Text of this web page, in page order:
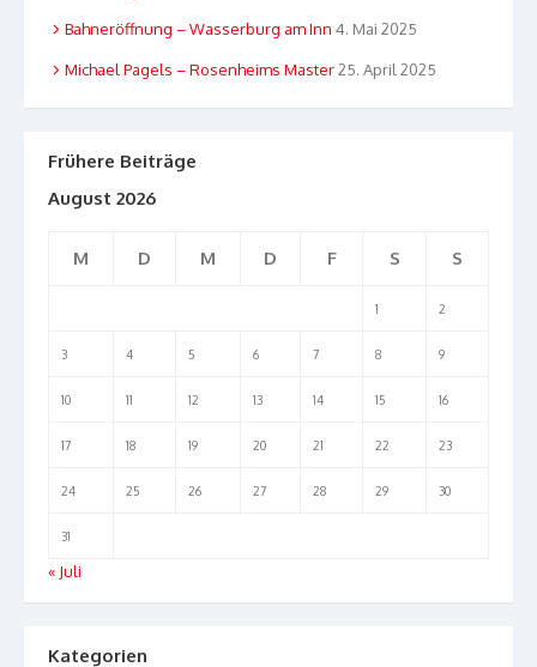
Bahneröffnung – Wasserburg am Inn 4. Mai 2025
Michael Pagels – Rosenheims Master25. April 2025
Frühere Beiträge
August 2026
M D M D F S S
1 2
3 4 5 6 7 8 9
10 11 12 13 14 15 16
17 18 19 20 21 22 23
24 25 26 27 28 29 30
31
« Juli
Kategorien